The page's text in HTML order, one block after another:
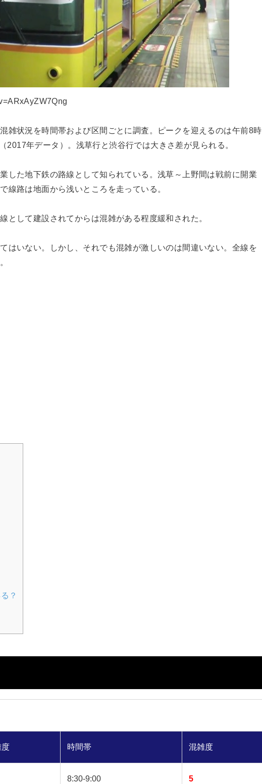
雑状況を時間帯および区間ごとに調査。ピークを迎えるのは午前8時
2017年データ）。浅草行と渋谷行では大きさ差が見られる。
した地下鉄の路線として知られている。浅草～上野間は戦前に開業
線路は地面から浅いところを走っている。
として建設されてからは混雑がある程度緩和された。
はいない。しかし、それでも混雑が激しいのは間違いない。全線を
？
時間帯 混雑度
8:30-9:00 5